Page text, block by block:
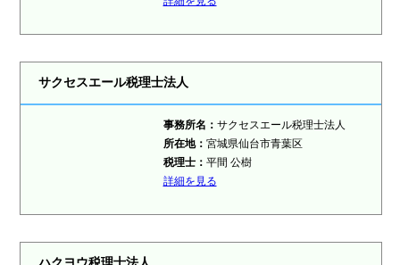
サクセスエール税理士法人
事務所名： サクセスエール税理士法人
所在地： 宮城県仙台市青葉区
税理士： 平間 公樹
詳細を見る
ハクヨウ税理士法人